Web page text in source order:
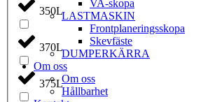
350L
370L
375L
VA­-skopa
LAST­MASKIN
Front­planerings­skopa
Skev­fäste
DUMPER­KÄRRA
Om oss
Om oss
Hållbarhet